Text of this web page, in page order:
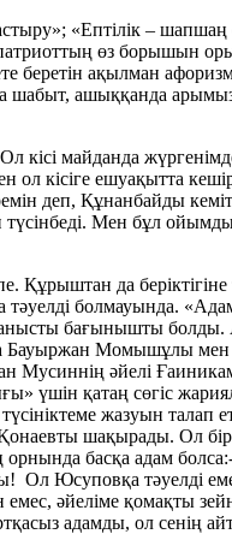
«Ептілік –
өз борышын
беретін ақылман
ашыққанда арымызға
майданда
кісіге ешуақытта
деп, Құнанбайды
Мен бұл
Құрыштан да
тәуелді болмауында.
бағынышты
Момышұлы мен
әйелі
қатаң сөгіс
жазуын талап
шақырады. Ол бір
орнында басқа адам
Юсуповқа тәуелді
әйеліме қомақты
адамды, ол